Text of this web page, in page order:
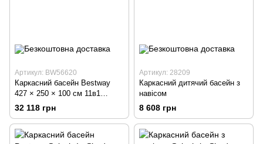
Артикул: BW56620
Каркасний басейн Bestway
427 × 250 × 100 см 11в1
овальний / прямокутний
32 118 грн
Артикул: 28209
Каркасний дитячий басейн з
навісом
8 608 грн